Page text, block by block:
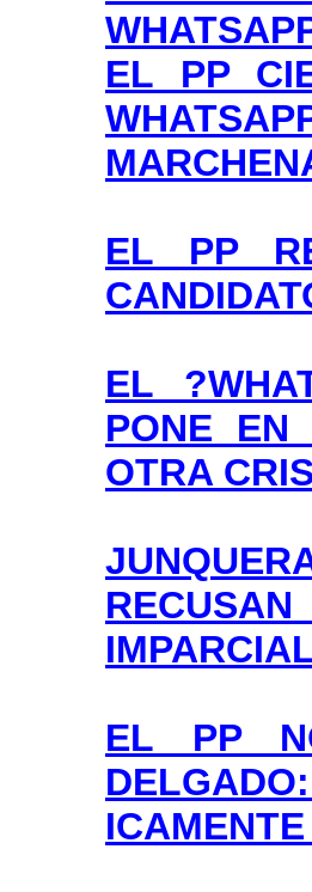
EL PP
EL PP
EL
PONE EN
OTRA
EL PP